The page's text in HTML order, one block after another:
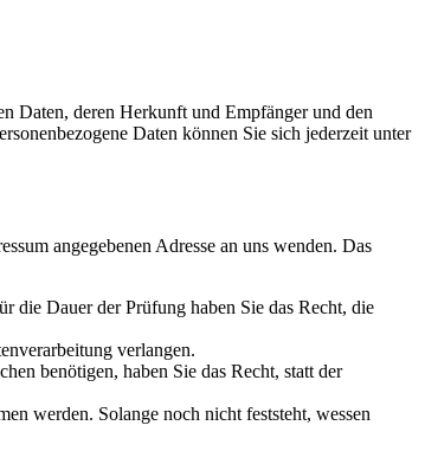
Daten, deren Herkunft und Empfänger und den
Daten können Sie sich jederzeit unter
angegebenen Adresse an uns wenden. Das
die Dauer der Prüfung haben Sie das Recht, die
verlangen.
benötigen, haben Sie das Recht, statt der
werden. Solange noch nicht feststeht, wessen